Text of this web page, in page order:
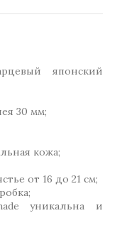
японский
30 мм;
кожа;
от 16 до 21 см;
уникальна и